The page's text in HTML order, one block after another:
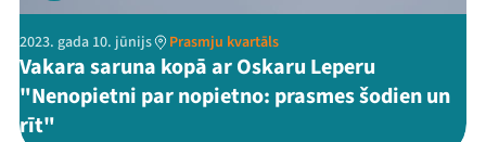
2023. gada 10. jūnijs Prasmju kvartāls
Vakara saruna kopā ar Oskaru Leperu
"Nenopietni par nopietno: prasmes šodien un
rīt"